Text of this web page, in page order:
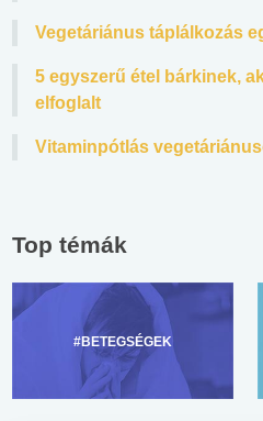
Vegetáriánus táplálkozás
5 egyszerű étel bárkinek,
elfoglalt
Vitaminpótlás
Top témák
#BETEGSÉGEK